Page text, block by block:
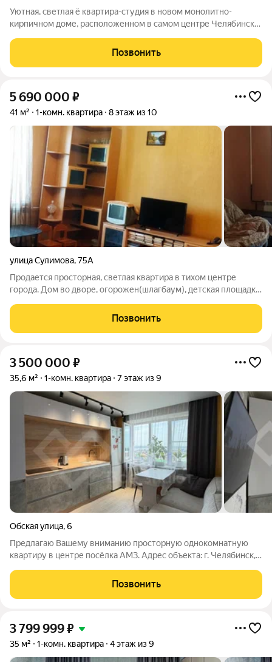
Уютная, светлая ё квартира-студия в новом монолитно-
кирпичном доме, расположенном в самом центре Челябинска,
монолитно-каркасный, построен в 2017 году - В квартирах
выполнена горизонтальная
Позвонить
5 690 000 ₽
41 м² 1-комн. квартира 8 этаж из 10
улица Сулимова,75А
Продается просторная, светлая квартира в тихом центре
города. Дом во дворе, огорожен(шлагбаум), детская площадка
гардеробная. Широкий 5-ти метровый балкон. В соседних
домах: пятерочка, монетка,
Позвонить
3 500 000 ₽
35,6 м² 1-комн. квартира 7 этаж из 9
Обская улица,6
Предлагаю Вашему вниманию просторную однокомнатную
квартиру в центре посёлка АМЗ. Адрес объекта: г. Челябинск,
остановка общественного транспорта "Кузнецова" с
транспортной развязкой во все
Позвонить
3 799 999₽
35 м² 1-комн. квартира 4 этаж из 9